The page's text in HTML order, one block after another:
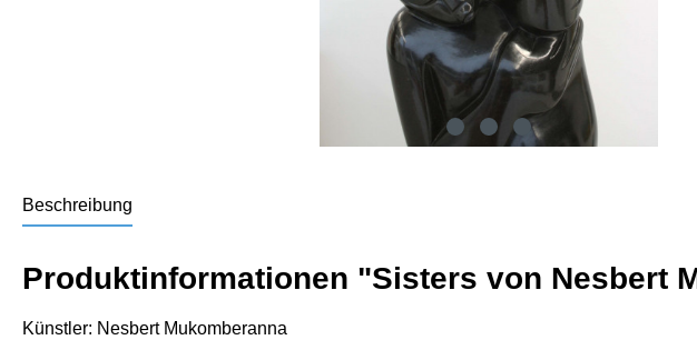
Beschreibung
Produktinformationen "Sisters von Nesbert
Künstler: Nesbert Mukomberanna